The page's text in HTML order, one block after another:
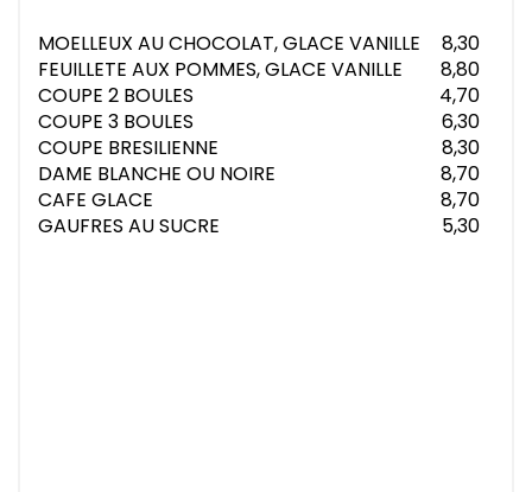
MOELLEUX AU CHOCOLAT, GLACE VANILLE
8,30
FEUILLETE AUX POMMES, GLACE VANILLE
8,80
COUPE 2 BOULES
4,70
COUPE 3 BOULES
6,30
COUPE BRESILIENNE
8,30
DAME BLANCHE OU NOIRE
8,70
CAFE GLACE
8,70
GAUFRES AU SUCRE
5,30